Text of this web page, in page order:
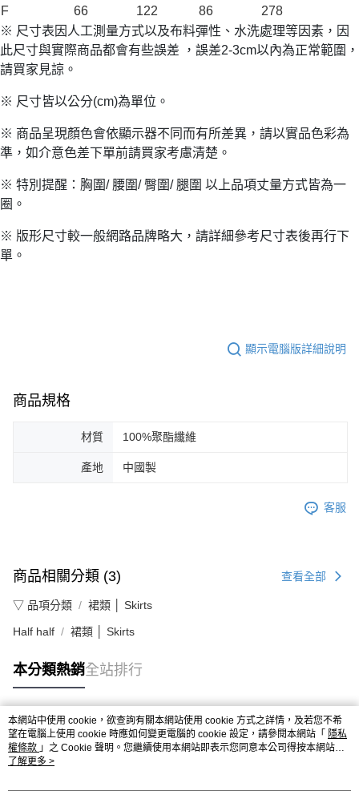
F
66 122 86
278
※ 尺寸表因人工測量方式以及布料彈性、水洗處理等因素，因
此尺寸與實際商品都會有些誤差 ，誤差2-3cm以內為正常範圍，
請買家見諒。
※ 尺寸皆以公分(cm)為單位。
※ 商品呈現顏色會依顯示器不同而有所差異，請以實品色彩為
準，如介意色差下單前請買家考慮清楚。
※ 特別提醒：胸圍/ 腰圍/ 臀圍/ 腿圍 以上品項丈量方式皆為一
圈。
※ 版形尺寸較一般網路品牌略大，請詳細參考尺寸表後再行下
單。
顯示電腦版詳細說明
商品規格
材質 100%聚酯纖維
產地 中國製
客服
商品相關分類 (3) 查看全部
▽ 品項分類 裙類 │ Skirts
Half half 裙類 │ Skirts
本分類熱銷全站排行
熱門標籤
本網站中使用 cookie，欲查詢有關本網站使用 cookie 方式之詳情，及若您不希
望在電腦上使用 cookie 時應如何變更電腦的 cookie 設定，請參閱本網站「 隱私
權條款 」之 Cookie 聲明。您繼續使用本網站即表示您同意本公司得按本網站使
用條款之 Cookie 聲明使用 cookie。
了解更多 >